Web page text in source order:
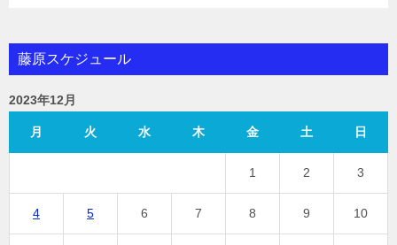
藤原スケジュール
2023年12月
月 火 水 木 金 土 日
1 2 3
4 5 6 7 8 9 10